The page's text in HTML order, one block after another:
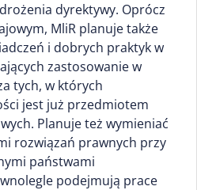
dyrektywy. Oprócz
MliR planuje także
i dobrych praktyk w
zastosowanie w
tych, w których
jest już przedmiotem
Planuje też wymieniać
rozwiązań prawnych przy
państwami
podejmują prace